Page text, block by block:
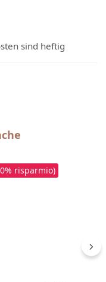
sind heftig
risparmio)